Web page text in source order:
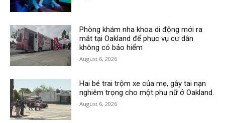
Phòng khám nha khoa di động mới ra
mắt tại Oakland để phục vụ cư dân
không có bảo hiểm
August 6, 2026
Hai bé trai trộm xe của mẹ, gây tai nạn
nghiêm trọng cho một phụ nữ ở Oakland.
August 6, 2026